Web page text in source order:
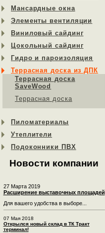
Мансардные окна
Элементы вентиляции
Виниловый сайдинг
Цокольный сайдинг
Гидро и пароизоляция
Террасная доска из ДПК
Террасная доска
SaveWood
Террасная доска
Пиломатериалы
Утеплители
Подоконники ПВХ
Новости компании
27 Марта 2019
Расширение выставочных площадей
Для вашего удобства в выборе...
07 Мая 2018
Открылся новый склад в ТК Тракт
терминал!